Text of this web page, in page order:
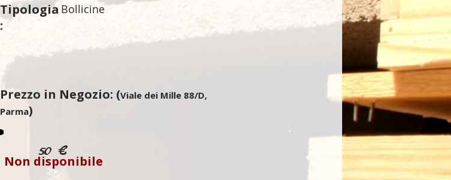
Tipologia
:
Bollicine
Prezzo in Negozio: (Viale dei Mille 88/D,
Parma)
50 €
Non disponibile